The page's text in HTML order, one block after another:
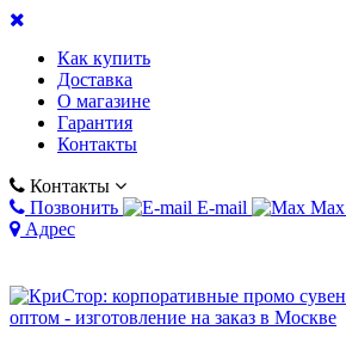
Как купить
Доставка
О магазине
Гарантия
Контакты
Контакты
Позвонить
E-mail Max
Адрес